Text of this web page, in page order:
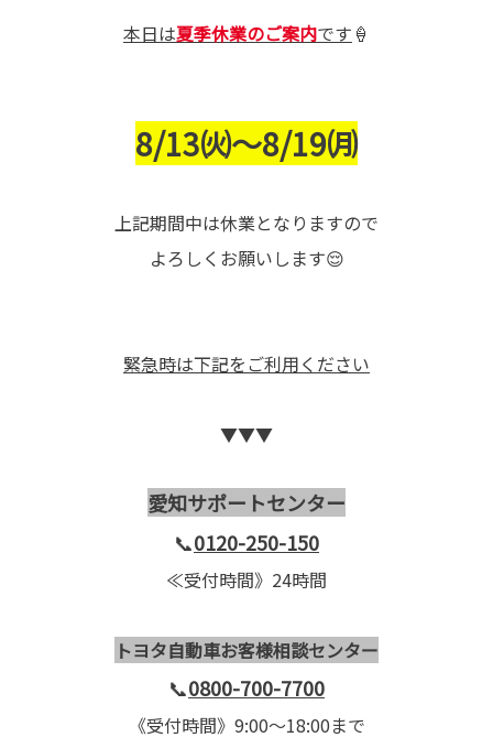
本日は夏季休業のご案内です 🍦
8/13㈫～8/19㈪
上記期間中は休業となりますので
よろしくお願いします😌
緊急時は下記をご利用ください
▼▼▼
愛知サポートセンター
📞0120-250-150
≪受付時間》24時間
トヨタ自動車お客様相談センター
📞0800-700-7700
《受付時間》9:00～18:00まで